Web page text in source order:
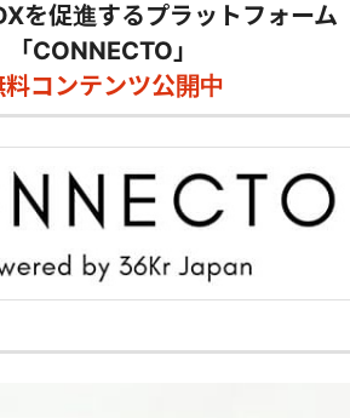
を促進するプラットフォーム
「CONNECTO」
料コンテンツ公開中